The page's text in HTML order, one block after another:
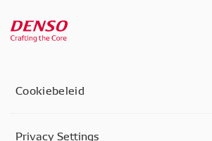
Cookiebeleid
Privacy Settings